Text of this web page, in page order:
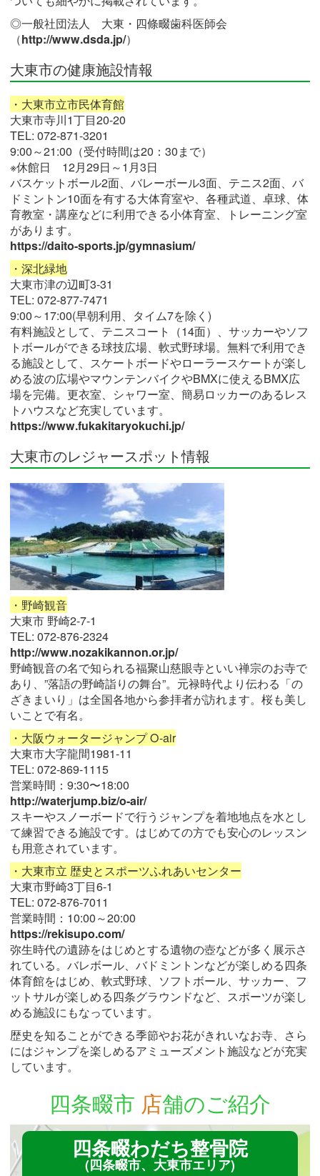
◎一般社団法人 大東・四條畷歯科医師会
（http://www.dsda.jp/）
大東市の健康施設情報
・大東市立市民体育館
大東市寺川1丁目20-20
TEL: 072-871-3201
9:00～21:00（受付時間は20：30まで）
※休館日 12月29日～1月3日
バスケットボール2面、バレーボール3面、テニス2面、バ
ドミントン10面を有する大体育室や、各種武道、卓球、体
育教室・講座などに利用できる小体育室、トレーニング室
があります。
https://daito-sports.jp/gymnasium/
・深北緑地
大東市津の辺町3-31
TEL: 072-877-7471
9:00～17:00(早朝利用、タイム7を除く)
有料施設として、テニスコート（14面）、サッカーやソフ
トボールができる球技広場、軟式野球場。無料で利用でき
る施設として、スケートボードやローラースケートが楽し
める波の広場やマウンテンバイクやBMXに使えるBMX広
場を完備。更衣室、シャワー室、簡易ロッカーのあるレス
トハウスなど充実しています。
https://www.fukakitaryokuchi.jp/
大東市のレジャースポット情報
・野崎観音
大東市 野崎2-7-1
TEL: 072-876-2324
http://www.nozakikannon.or.jp/
野崎観音の名で知られる福聚山慈眼寺といい禅宗のお寺で
あり、”落語の野崎詣りの舞台”。元禄時代より伝わる「の
ざきまいり」は全国各地から参拝者が訪れます。桜も美し
いことで有名。
・大阪ウォータージャンプ O-air
大東市大字龍間1981-11
TEL: 072-869-1115
営業時間：9:30〜18:00
http://waterjump.biz/o-air/
スキーやスノーボードで行うジャンプを着地地点を水とし
て練習できる施設です。はじめての方でも安心のレッスン
も用意されています。
・大東市立 歴史とスポーツふれあいセンター
大東市野崎3丁目6-1
TEL: 072-876-7011
営業時間：10:00～20:00
https://rekisupo.com/
弥生時代の遺跡をはじめとする遺物の壺などが多く展示さ
れている。バレボール、バドミントンなどが楽しめる四条
体育館をはじめ、軟式野球、ソフトボール、サッカー、フ
ットサルが楽しめる四条グラウンドなど、スポーツが楽し
める施設にもなっています。
歴史を知ることができる季節やお花がきれいなお寺、さら
にはジャンプを楽しめるアミューズメント施設などが充実
しています。
四条畷市 店舗のご紹介
四条畷わだち整骨院
(四条畷市、大東市エリア)